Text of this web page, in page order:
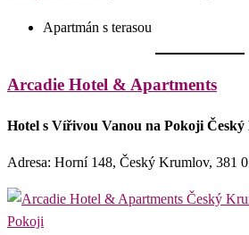
Apartmán s terasou
Arcadie Hotel & Apartments
Hotel s Vířivou Vanou na Pokoji
Adresa: Horní 148, Český Krumlov, 381